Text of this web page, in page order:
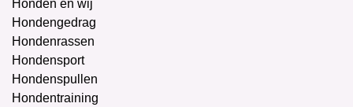
Honden en wij
Hondengedrag
Hondenrassen
Hondensport
Hondenspullen
Hondentraining